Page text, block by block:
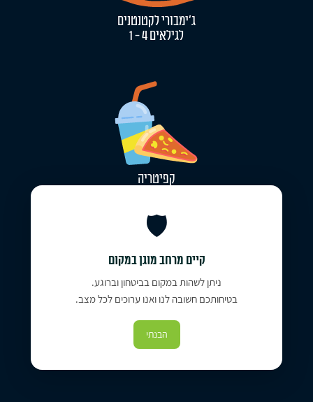
ג'ימבורי לקטנטנים
לגילאים 4 - 1
קפיטריה
מערכת חוגים
מותאמת אישית לכל ילד
🛡️
קיים מרחב מוגן במקום
ניתן לשהות במקום בביטחון וברוגע.
בטיחותכם חשובה לנו ואנו ערוכים לכל מצב.
הבנתי